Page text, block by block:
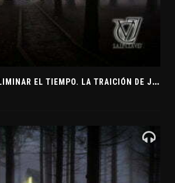
L
OS SÍMBOLOS. ELIMINAR EL TIEMPO. LA TRAICIÓN DE JUDAS